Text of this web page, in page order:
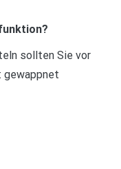
sollten Sie vor
gewappnet